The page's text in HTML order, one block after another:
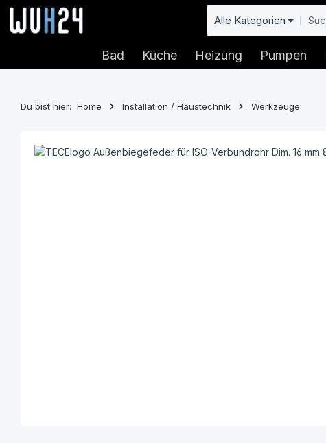
Hauptinhalt springen
Zur Suche springen
Zur Hauptnavigation springen Alle Kategorien
Bad Küche Heizung Pumpen
Du bist hier: Home Installation / Haustechnik Werkzeuge